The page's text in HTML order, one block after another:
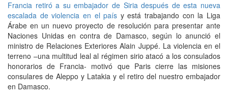
Francia retiró a su embajador de Siria después de esta nueva
escalada de violencia en el país y está trabajando con la Liga
Árabe en un nuevo proyecto de resolución para presentar ante
Naciones Unidas en contra de Damasco, según lo anunció el
ministro de Relaciones Exteriores Alain Juppé. La violencia en el
terreno –una multitud leal al régimen sirio atacó a los consulados
honorarios de Francia- motivó que Paris cierre las misiones
consulares de Aleppo y Latakia y el retiro del nuestro embajador
en Damasco.